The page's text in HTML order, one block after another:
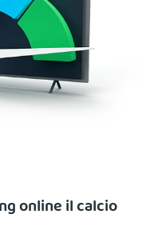
online il calcio